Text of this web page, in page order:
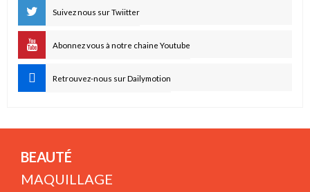
Suivez nous sur Twiitter
Abonnez vous à notre chaine Youtube
Retrouvez-nous sur Dailymotion
BEAUTÉ
MAQUILLAGE